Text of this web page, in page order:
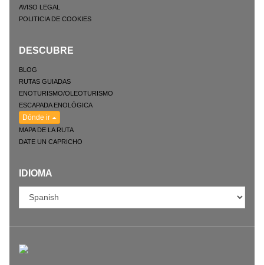
AVISO LEGAL
POLITICIA DE COOKIES
DESCUBRE
BLOG
RUTAS GUIADAS
ENOTURISMO/OLEOTURISMO
ESCAPADA ENOLÓGICA
Dónde ir
MAPA DE LA RUTA
DATE UN CAPRICHO
IDIOMA